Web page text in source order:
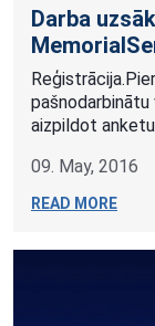
Darba
pašnodarbinātu
aizpildot
09. May, 2016
READ MORE